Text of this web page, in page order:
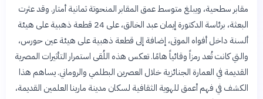
مقابر سطحية، ويبلغ متوسط عمق المقابر المنحوتة ثمانية أمتار. وقد عثرت
البعثة، برئاسة الدكتورة إيمان عبد الخالق، على 24 قطعة ذهبية على هيئة
ألسنة داخل أفواه الموتى، إضافة إلى قطعة ذهبية على هيئة عين حورس،
والتي كانت تُعد رمزاً وقائياً هامًا. تعكس هذه اللُقى استمرار التأثيرات المصرية
القديمة في العمارة الجنائزية خلال العصرين البطلمي والروماني. يساهم هذا
الكشف في فهم أعمق للهوية الثقافية لسكان مدينة مارينا العلمين القديمة،